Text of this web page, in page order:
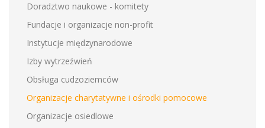
Doradztwo naukowe - komitety
Fundacje i organizacje non-profit
Instytucje międzynarodowe
Izby wytrzeźwień
Obsługa cudzoziemców
Organizacje charytatywne i ośrodki pomocowe
Organizacje osiedlowe